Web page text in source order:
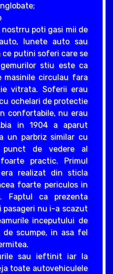
poti gasi mii de
lunete auto sau
ce putini soferi care se
stiu este ca
masinile circulau fara
vitrata. Soferii erau
ochelari de protectie
confortabile, nu erau
in 1904 a aparut
un parbriz similar cu
de vedere al
practic. Primul
realizat din sticla
foarte periculos in
Faptul ca prezenta
pasageri nu i-a scazut
inceputului de
de scumpe, in asa fel
sau ieftinit iar la
toate autovehiculele